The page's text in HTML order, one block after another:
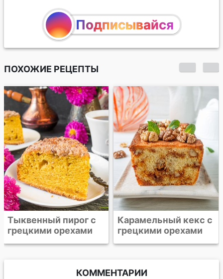
Подписывайся
ПОХОЖИЕ РЕЦЕПТЫ
Карамельный кекс с
грецкими орехами
Клюквенный пирог с
грецкими орехами
КОММЕНТАРИИ